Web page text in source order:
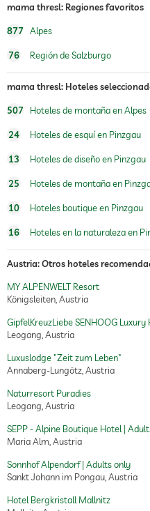
mama thresl: Regiones favoritos
877 Alpes
76 Región de Salzburgo
mama thresl: Hoteles
507 Hoteles de montaña en Alpes
24 Hoteles de esquí en Pinzgau
13 Hoteles de diseño en Pinzgau
25 Hoteles de montaña en
10 Hoteles boutique en Pinzgau
16 Hoteles en la naturaleza en
Austria: Otros hoteles
MY ALPENWELT Resort
Königsleiten, Austria
GipfelKreuzLiebe SENHOOG
Leogang, Austria
Luxuslodge "Zeit zum Leben"
Annaberg-Lungötz, Austria
Naturresort Puradies
Leogang, Austria
SEPP - Alpine Boutique Hotel |
Maria Alm, Austria
Sonnhof Alpendorf | Adults only
Sankt Johann im Pongau, Austria
Hotel Bergkristall Mallnitz